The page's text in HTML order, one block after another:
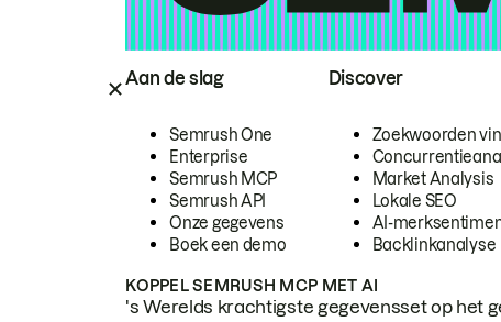
Aan de slag
Semrush One
Enterprise
Semrush MCP
Semrush API
Onze gegevens
Boek een demo
Discover
Zoekwoorden
Market Analysis
Lokale SEO
AI-
Backlinkanalyse
KOPPEL SEMRUSH MCP MET AI
's Werelds krachtigste gegevensset op het